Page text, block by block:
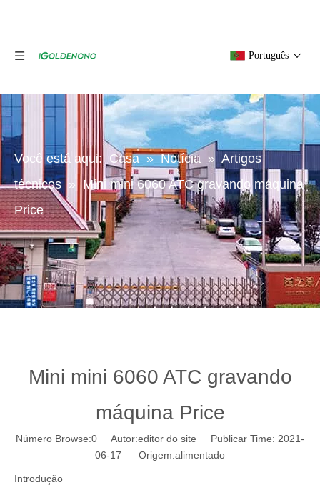
Português
Você está aqui: Casa » Notícia » Artigos
técnicos » Mini mini 6060 ATC gravando máquina
Price
Mini mini 6060 ATC gravando
máquina Price
Número Browse:0 Autor:editor do site Publicar Time: 2021-
06-17 Origem:alimentado
Introdução